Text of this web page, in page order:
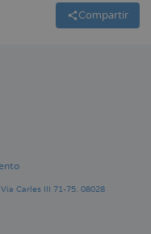
Compartir
Carles III 71-75. 08028